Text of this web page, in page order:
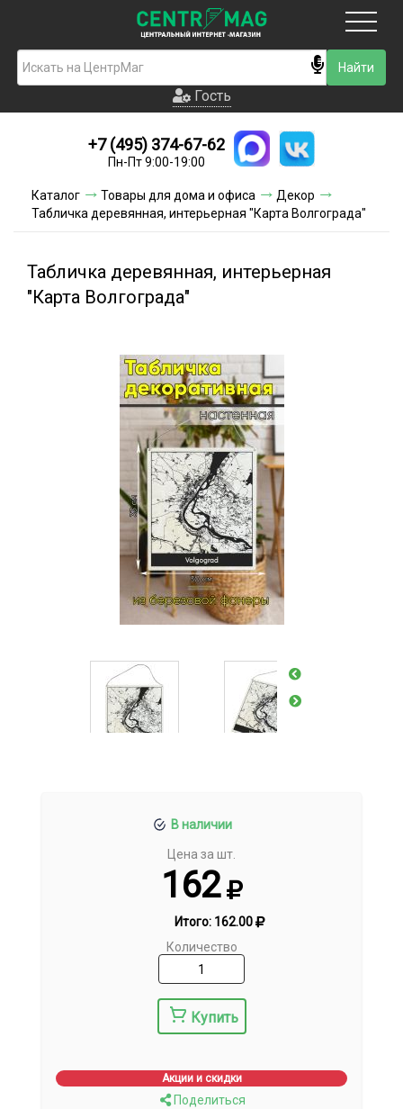
Гость
Новинки
Условия доставки
Контакты
Акции и скидки
Гость
+7 (495) 374-67-62
Пн-Пт 9:00-19:00
Каталог Товары для дома и офиса
Декор
Табличка деревянная, интерьерная "Карта Волгограда"
Табличка деревянная, интерьерная
"Карта Волгограда"
В наличии
Цена за шт.
162
Итого: 162.00
Количество
Купить
Акции и скидки
Поделиться